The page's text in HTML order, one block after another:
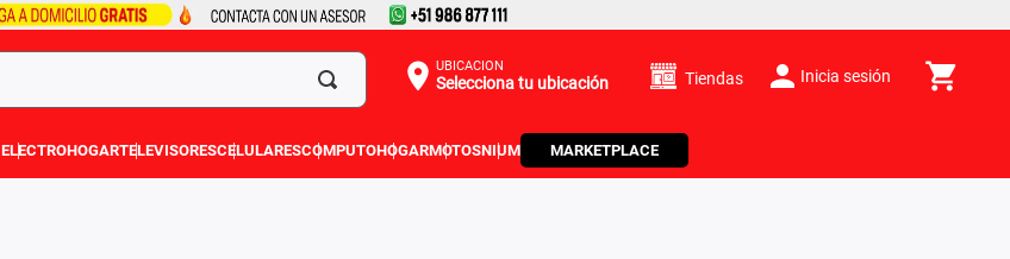
UBICACIÓN
Selecciona tu ubicación Tiendas Inicia sesión
ELECTROHOGARTELEVISORESCELULARESCOMPUTOHOGARMOTOSNIUM MARKETPLACE